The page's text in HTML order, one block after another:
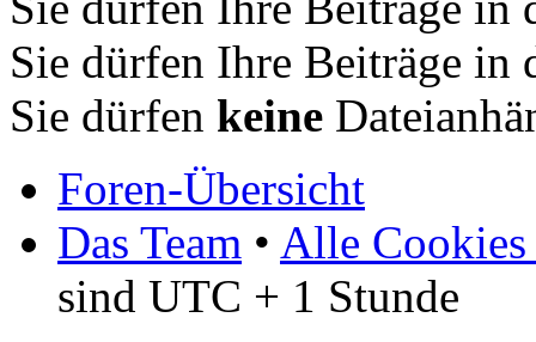
Sie dürfen Ihre Beiträge in
Sie dürfen keine
Foren-Übersicht
Das Team • Alle Cookies
sind UTC + 1 Stunde